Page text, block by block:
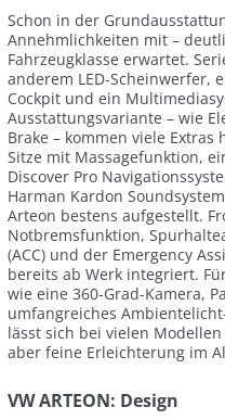
Schon in der
Annehmlichkeiten mit –
Fahrzeugklasse erwartet.
anderem LED-Scheinwerfer,
Cockpit und ein
Ausstattungsvariante – wie
Brake – kommen viele
Sitze mit Massagefunktion,
Discover Pro
Harman Kardon
Arteon bestens aufgestellt.
Notbremsfunktion,
(ACC) und der Emergency
bereits ab Werk integriert.
wie eine 360-Grad-Kamera,
umfangreiches
lässt sich bei vielen
aber feine Erleichterung im
VW ARTEON: Design